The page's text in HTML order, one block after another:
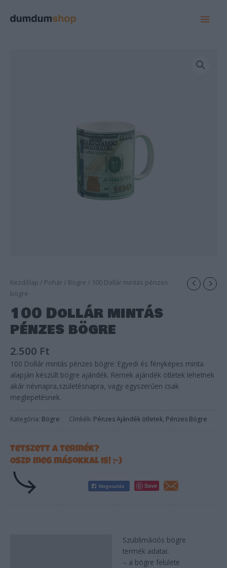
Kezdőlap / Pohár / Bögre / 100 Dollár mintás pénzes
bögre
100 Dollár mintás
pénzes bögre
2.500 Ft
100 Dollár mintás pénzes bögre: Egyedi és fényképes minta
alapján készült bögre ajándék. Remek ajándék ötletek lehetnek
akár névnapra,születésnapra, vagy egyszerűen csak
meglepetésnek.
Kategória: Bögre Címkék: Pénzes Ajándék ötletek, Pénzes Bögre
Tetszett a termék?
Oszd meg másokkal is! ;-)
Save
Szublimációs bögre
termék adatai:
– a bögre felülete